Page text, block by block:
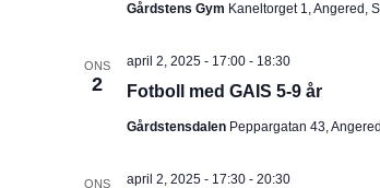
Gårdstens Gym Kaneltorget 1, Angered,
ONS
2 Fotboll med GAIS 5-9 år
april 2, 2025 - 17:00- 18:30
Gårdstensdalen Peppargatan 43,
ONS april 2, 2025 - 17:30- 20:30